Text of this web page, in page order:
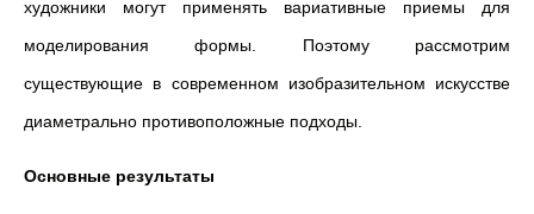
художники могут применять вариативные приемы для
моделирования формы. Поэтому рассмотрим
существующие в современном изобразительном искусстве
диаметрально противоположные подходы.
Основные результаты